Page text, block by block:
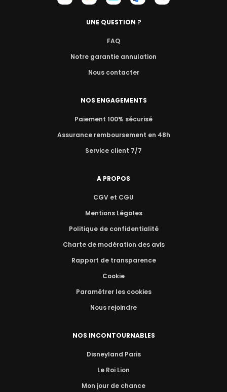
UNE QUESTION ?
FAQ
Notre garantie annulation
Nous contacter
NOS ENGAGEMENTS
Paiement 100% sécurisé
Assurance remboursement en 48h
Service client 7/7
A PROPOS
CGV et CGU
Mentions Légales
Politique de confidentialité
Charte de modération des avis
Rapport de transparence
Cookie
Paramétrer les cookies
Nous rejoindre
NOS INCONTOURNABLES
Disneyland Paris
Le Roi Lion
Mon jour de chance